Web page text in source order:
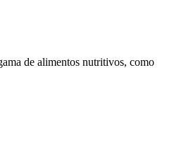
de alimentos nutritivos, como